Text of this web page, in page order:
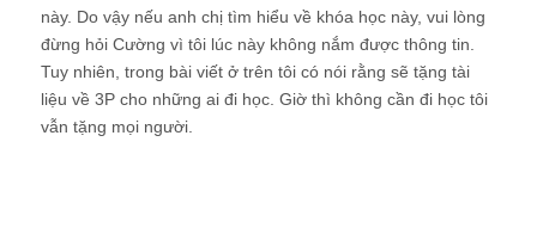
này. Do vậy nếu anh chị tìm hiểu về khóa học này, vui lòng
đừng hỏi Cường vì tôi lúc này không nắm được thông tin.
Tuy nhiên, trong bài viết ở trên tôi có nói rằng sẽ tặng tài
liệu về 3P cho những ai đi học. Giờ thì không cần đi học tôi
vẫn tặng mọi người.